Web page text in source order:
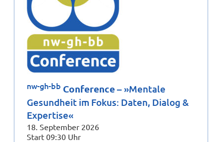
nw-gh-bb Conference– »Mentale
Gesundheit im Fokus: Daten, Dialog &
Expertise«
18. September 2026
Start 09:30 Uhr